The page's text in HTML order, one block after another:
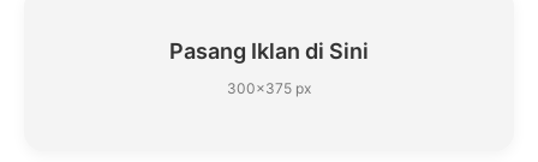
Pasang Iklan di Sini
300×375 px